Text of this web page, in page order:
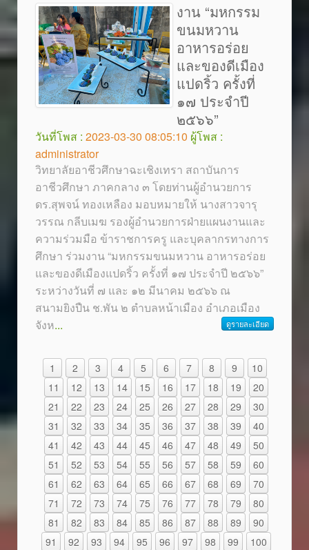
งาน “มหกรรม
ขนมหวาน
อาหารอร่อย
และของดีเมือง
แปดริ้ว ครั้งที่
๑๗ ประจำปี
๒๕๖๖”
วันที่โพส : 2023-03-30 08:05:10 ผู้โพส :
administrator
วิทยาลัยอาชีวศึกษาฉะเชิงเทรา สถาบันการ
อาชีวศึกษา ภาคกลาง ๓ โดยท่านผู้อำนวยการ
ดร.สุพจน์ ทองเหลือง มอบหมายให้ นางสาวจารุ
วรรณ กลีบเมฆ รองผู้อำนวยการฝ่ายแผนงานและ
ความร่วมมือ ข้าราชการครู และบุคลากรทางการ
ศึกษา ร่วมงาน “มหกรรมขนมหวาน อาหารอร่อย
และของดีเมืองแปดริ้ว ครั้งที่ ๑๗ ประจำปี ๒๕๖๖”
ระหว่างวันที่ ๗ และ ๑๒ มีนาคม ๒๕๖๖ ณ
สนามยิงปืน ช.พัน ๒ ตำบลหน้าเมือง อำเภอเมือง
จังห... ดูรายละเอียด
1 2 3 4 5 6 7 8 9
10
11
12 13 14 15 16 17 18 19
20
21
22 23 24 25 26 27 28 29
30
31
32 33 34 35 36 37 38 39
40
41
42 43 44 45 46 47 48 49
50
51
52 53 54 55 56 57 58 59
60
61
62 63 64 65 66 67 68 69
70
71
72 73 74 75 76 77 78 79
80
81
82 83 84 85 86 87 88 89
90
91
92 93 94 95 96 97 98 99
100